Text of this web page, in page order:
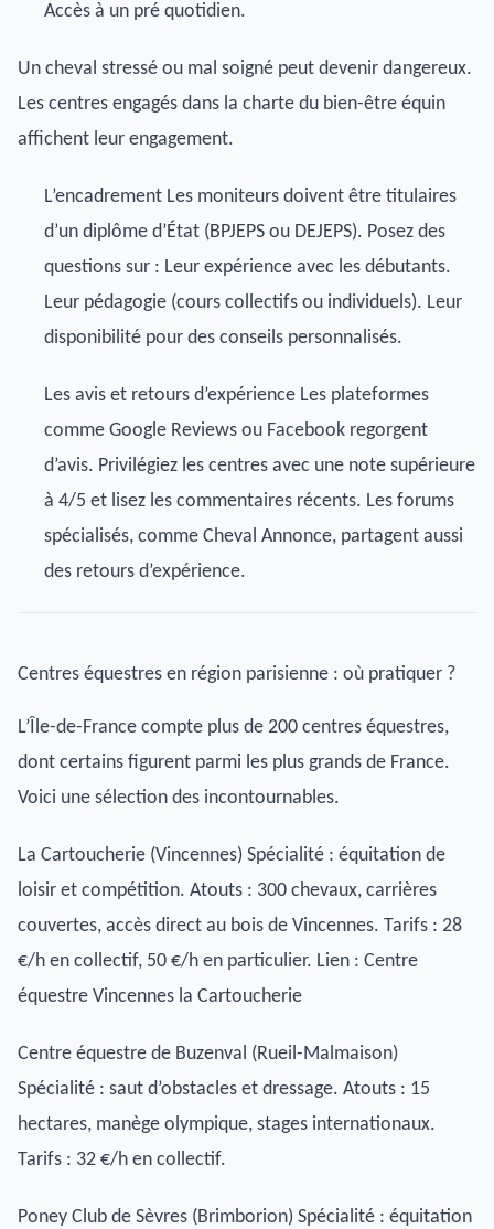
Accès à un pré quotidien.
Un cheval stressé ou mal soigné peut devenir dangereux.
Les centres engagés dans la charte du bien-être équin
affichent leur engagement.
L’encadrement Les moniteurs doivent être titulaires
d’un diplôme d’État (BPJEPS ou DEJEPS). Posez des
questions sur : Leur expérience avec les débutants.
Leur pédagogie (cours collectifs ou individuels). Leur
disponibilité pour des conseils personnalisés.
Les avis et retours d’expérience Les plateformes
comme Google Reviews ou Facebook regorgent
d’avis. Privilégiez les centres avec une note supérieure
à 4/5 et lisez les commentaires récents. Les forums
spécialisés, comme Cheval Annonce, partagent aussi
des retours d’expérience.
Centres équestres en région parisienne : où pratiquer ?
L’Île-de-France compte plus de 200 centres équestres,
dont certains figurent parmi les plus grands de France.
Voici une sélection des incontournables.
La Cartoucherie (Vincennes) Spécialité : équitation de
loisir et compétition. Atouts : 300 chevaux, carrières
couvertes, accès direct au bois de Vincennes. Tarifs : 28
€/h en collectif, 50 €/h en particulier. Lien : Centre
équestre Vincennes la Cartoucherie
Centre équestre de Buzenval (Rueil-Malmaison)
Spécialité : saut d’obstacles et dressage. Atouts : 15
hectares, manège olympique, stages internationaux.
Tarifs : 32 €/h en collectif.
Poney Club de Sèvres (Brimborion) Spécialité : équitation